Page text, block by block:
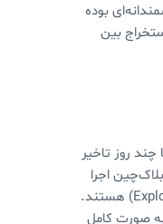
بوده
بین
چند روز تاخیر
اجرا
کنند. نودهای بلاک چین تلگرام شامل نود کامل (Full Node)، نود اعتبارسنج (Validator Node) و نود کاوشگر (Explorer Node) هستند.
شبکه‌ی آزمایشی اجرا کرده است. شبکه باز تلگرام (تون) تا قبل از ۳۱ اکتبر به صورت کامل